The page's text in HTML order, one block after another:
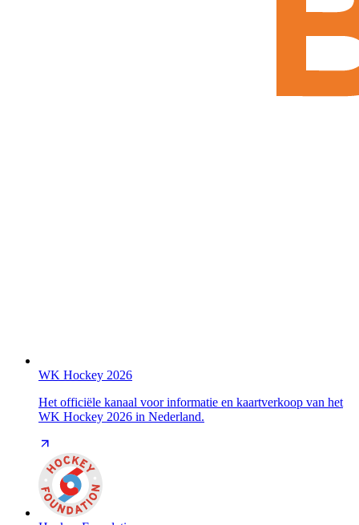
WK Hockey 2026
Het officiële kanaal voor informatie en kaartverkoop van het
WK Hockey 2026 in Nederland.